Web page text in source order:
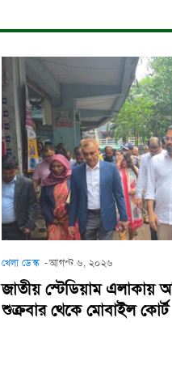
খেলা ডেস্ক -আগস্ট ৬, ২০২৬
জাতীয় স্টেডিয়াম এলাকায়
শুক্রবার থেকে মোবাইল কোর্ট